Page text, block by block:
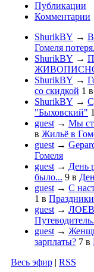
Публикации
Комментарии
ShurikBY → В
Гомеля
ShurikBY →
ShurikBY →
со скидкой 1 в
ShurikBY →
"Быховский" 1
guest → Мы
в Жильё в
guest →
Гомеля
guest → День
было... 9 в
guest → С
1 в Праздники
guest → ЛОЕВ.
Путеводитель.
guest →
зарплаты? 7 в
Весь эфир | RSS